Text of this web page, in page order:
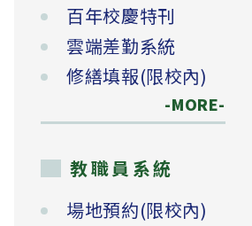
百年校慶特刊
雲端差勤系統
修繕填報(限校內)
-MORE-
教職員系統
場地預約(限校內)